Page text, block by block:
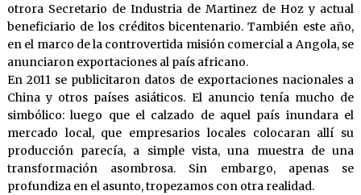
otrora Secretario de Industria de Martinez de Hoz y actual
beneficiario de los créditos bicentenario. También este año,
en el marco de la controvertida misión comercial a Angola, se
anunciaron exportaciones al país africano.
En 2011 se publicitaron datos de exportaciones nacionales a
China y otros países asiáticos. El anuncio tenía mucho de
simbólico: luego que el calzado de aquel país inundara el
mercado local, que empresarios locales colocaran allí su
producción parecía, a simple vista, una muestra de una
transformación asombrosa. Sin embargo, apenas se
profundiza en el asunto, tropezamos con otra realidad.